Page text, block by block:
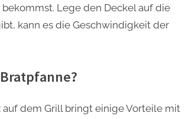
Lege den Deckel auf die
kann es die Geschwindigkeit der
auf dem Grill bringt einige Vorteile mit